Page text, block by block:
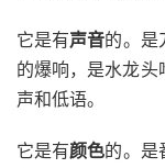
它是有声音的。是
的爆响，是水龙
声和低语。
它是有颜色的。是